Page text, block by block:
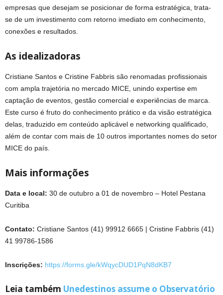
empresas que desejam se posicionar de forma estratégica, trata-
se de um investimento com retorno imediato em conhecimento,
conexões e resultados.
As idealizadoras
Cristiane Santos e Cristine Fabbris são renomadas profissionais
com ampla trajetória no mercado MICE, unindo expertise em
captação de eventos, gestão comercial e experiências de marca.
Este curso é fruto do conhecimento prático e da visão estratégica
delas, traduzido em conteúdo aplicável e networking qualificado,
além de contar com mais de 10 outros importantes nomes do setor
MICE do país.
Mais informações
Data e local: 30 de outubro a 01 de novembro – Hotel Pestana
Curitiba
Contato: Cristiane Santos (41) 99912 6665 | Cristine Fabbris (41)
41 99786-1586
Inscrições: https://forms.gle/kWqycDUD1PqN8dKB7
Leia também Unedestinos assume o Observatório